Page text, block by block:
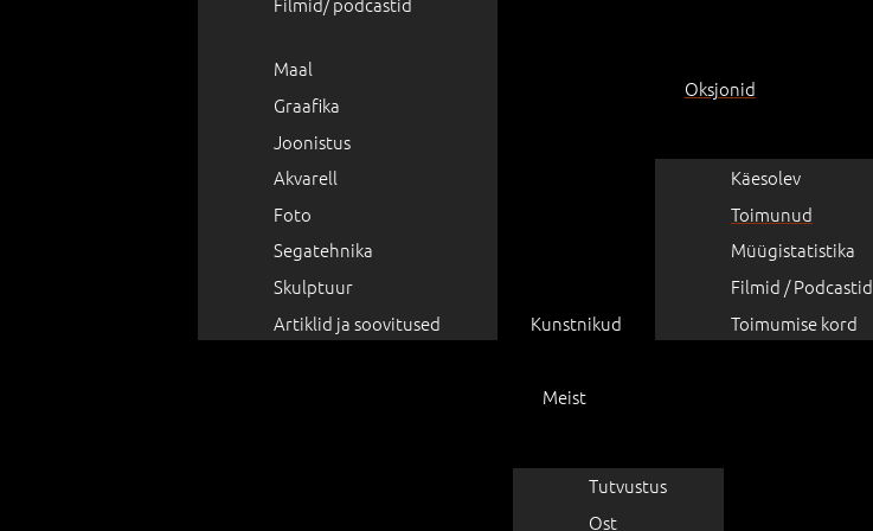
Maal
Graafika
Joonistus
Akvarell
Foto
Segatehnika
Skulptuur
Artiklid ja soovitused
Kunstnikud
Oksjonid
Käesolev
Toimunud
Müügistatistika
Filmid / Podcastid
Toimumise kord
Meist
Tutvustus
Ost